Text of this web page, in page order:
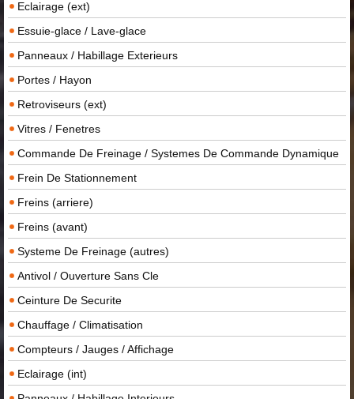
Eclairage (ext)
Essuie-glace / Lave-glace
Panneaux / Habillage Exterieurs
Portes / Hayon
Retroviseurs (ext)
Vitres / Fenetres
Commande De Freinage / Systemes De Commande Dynamique
Frein De Stationnement
Freins (arriere)
Freins (avant)
Systeme De Freinage (autres)
Antivol / Ouverture Sans Cle
Ceinture De Securite
Chauffage / Climatisation
Compteurs / Jauges / Affichage
Eclairage (int)